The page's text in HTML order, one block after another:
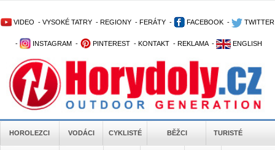
VIDEO - VYSOKÉ TATRY - REGIONY - FERÁTY - FACEBOOK - TWITTER
- INSTAGRAM - PINTEREST - KONTAKT - REKLAMA - ENGLISH
HOROLEZCI VODÁCI CYKLISTÉ BĚŽCI TURISTÉ